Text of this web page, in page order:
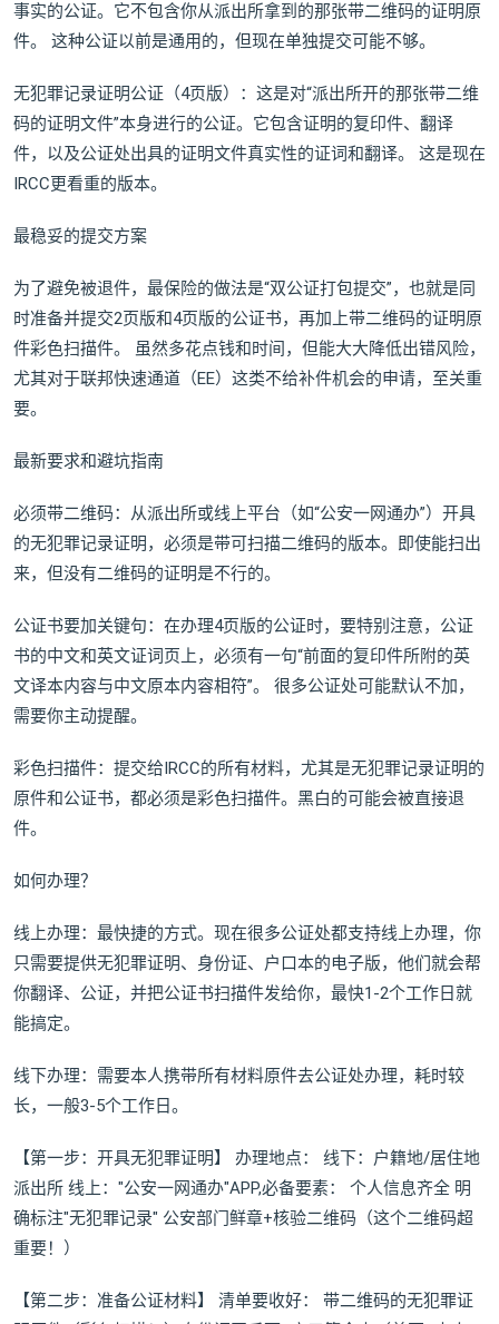
事实的公证。它不包含你从派出所拿到的那张带二维码的证明原
件。 这种公证以前是通用的，但现在单独提交可能不够。
无犯罪记录证明公证（4页版）：这是对“派出所开的那张带二维
码的证明文件”本身进行的公证。它包含证明的复印件、翻译
件，以及公证处出具的证明文件真实性的证词和翻译。 这是现在
IRCC更看重的版本。
最稳妥的提交方案
为了避免被退件，最保险的做法是“双公证打包提交”，也就是同
时准备并提交2页版和4页版的公证书，再加上带二维码的证明原
件彩色扫描件。 虽然多花点钱和时间，但能大大降低出错风险，
尤其对于联邦快速通道（EE）这类不给补件机会的申请，至关重
要。
最新要求和避坑指南
必须带二维码：从派出所或线上平台（如“公安一网通办”）开具
的无犯罪记录证明，必须是带可扫描二维码的版本。即使能扫出
来，但没有二维码的证明是不行的。
公证书要加关键句：在办理4页版的公证时，要特别注意，公证
书的中文和英文证词页上，必须有一句“前面的复印件所附的英
文译本内容与中文原本内容相符”。 很多公证处可能默认不加，
需要你主动提醒。
彩色扫描件：提交给IRCC的所有材料，尤其是无犯罪记录证明的
原件和公证书，都必须是彩色扫描件。黑白的可能会被直接退
件。
如何办理？
线上办理：最快捷的方式。现在很多公证处都支持线上办理，你
只需要提供无犯罪证明、身份证、户口本的电子版，他们就会帮
你翻译、公证，并把公证书扫描件发给你，最快1-2个工作日就
能搞定。
线下办理：需要本人携带所有材料原件去公证处办理，耗时较
长，一般3-5个工作日。
【第一步：开具无犯罪证明】 办理地点： 线下：户籍地/居住地
派出所 线上："公安一网通办"APP,必备要素： 个人信息齐全 明
确标注"无犯罪记录" 公安部门鲜章+核验二维码（这个二维码超
重要！）
【第二步：准备公证材料】 清单要收好： 带二维码的无犯罪证